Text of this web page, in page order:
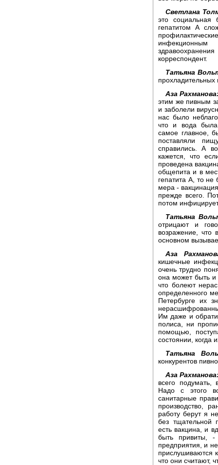
Светлана
это социальная
гепатитом А
корреспондент.
Татьяна
Аза
этим же пивным
и заболели
нас было
что и вода была
самое главное,
поставляли
справились. А
кажется, что
проведена
общепита и в
гепатита А, то
мера -
прежде всего.
потом
Татьяна
отрицают и
возражение, что
основном
Аза
кишечные
очень трудно
она может быть
что болеют
определенного
Петербурге их
Им даже и
полиса, ни
помощью,
состоянии, когда
Татьяна
конкурентов
Аза
всего подумать,
Надо с этого
санитарные
производство,
работу берут я
без тщательной
есть вакцина, и
быть привиты, -
предприятия, и
прислушиваются
что они считают,